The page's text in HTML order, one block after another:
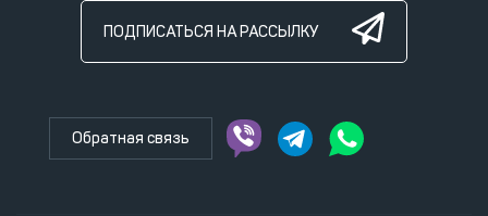
ПОДПИСАТЬСЯ НА РАССЫЛКУ
Обратная связь